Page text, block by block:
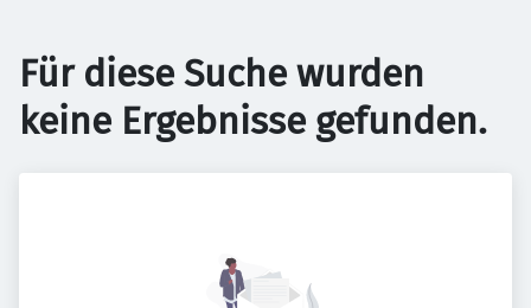
Für diese Suche wurden
keine Ergebnisse gefunden.